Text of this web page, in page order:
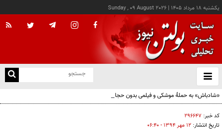
يکشنبه ۱۸ مرداد ۱۴۰۵ |
Sunday , 09 August 2026
باز
و
«شادباش» به حملۀ موشکی و فیلمی بدون حجاب؛ روایت تناقض‌های محسن قرایی
کد خبر: ۲۹۶۶۴۷
تاریخ انتشار: ۱۲ مهر ۱۳۹۴ - ۰۶:۴۰